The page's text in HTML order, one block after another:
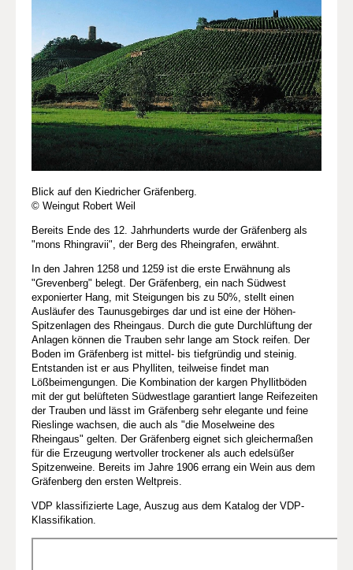
Blick auf den Kiedricher Gräfenberg.
© Weingut Robert Weil
Bereits Ende des 12. Jahrhunderts wurde der Gräfenberg als
"mons Rhingravii", der Berg des Rheingrafen, erwähnt.
In den Jahren 1258 und 1259 ist die erste Erwähnung als
"Grevenberg" belegt. Der Gräfenberg, ein nach Südwest
exponierter Hang, mit Steigungen bis zu 50%, stellt einen
Ausläufer des Taunusgebirges dar und ist eine der Höhen-
Spitzenlagen des Rheingaus. Durch die gute Durchlüftung der
Anlagen können die Trauben sehr lange am Stock reifen. Der
Boden im Gräfenberg ist mittel- bis tiefgründig und steinig.
Entstanden ist er aus Phylliten, teilweise findet man
Lößbeimengungen. Die Kombination der kargen Phyllitböden
mit der gut belüfteten Südwestlage garantiert lange Reifezeiten
der Trauben und lässt im Gräfenberg sehr elegante und feine
Rieslinge wachsen, die auch als "die Moselweine des
Rheingaus" gelten. Der Gräfenberg eignet sich gleichermaßen
für die Erzeugung wertvoller trockener als auch edelsüßer
Spitzenweine. Bereits im Jahre 1906 errang ein Wein aus dem
Gräfenberg den ersten Weltpreis.
VDP klassifizierte Lage, Auszug aus dem Katalog der VDP-
Klassifikation.